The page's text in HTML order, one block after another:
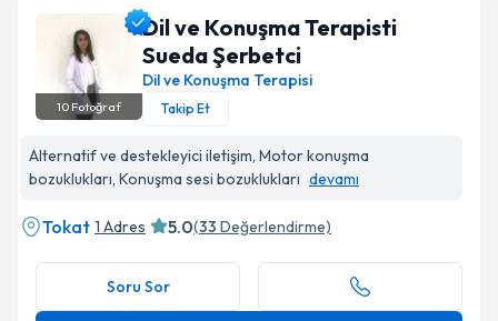
Dil ve Konuşma Terapisti Sueda Şerbetci Profil Fotoğrafı
10 Fotoğraf
Dil ve Konuşma Terapisti
Sueda Şerbetci
Dil ve Konuşma Terapisi
Takip Et
Alternatif ve destekleyici iletişim, Motor konuşma
bozuklukları, Konuşma sesi bozuklukları devamı
Tokat 1 Adres 5.0(33 Değerlendirme)
Soru Sor